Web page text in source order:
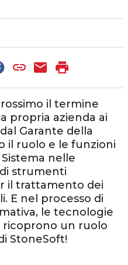
il termine
propria azienda ai
Garante della
il ruolo e le funzioni
nelle
strumenti
il trattamento dei
E nel processo di
le tecnologie
ricoprono un ruolo
StoneSoft!